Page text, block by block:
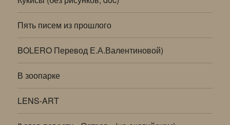
Пять писем из прошлого
BOLERO Перевод Е.А.Валентиновой)
В зоопарке
LENS-ART